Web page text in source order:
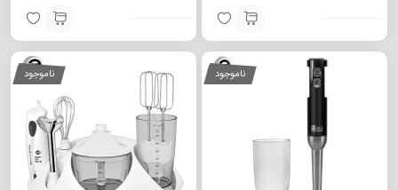
ناموجود ناموجود